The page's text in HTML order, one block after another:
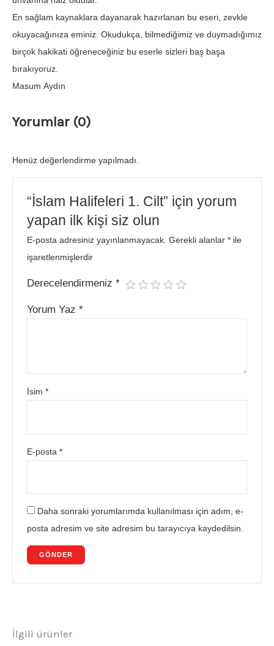
En sağlam kaynaklara dayanarak hazırlanan bu eseri, zevkle
okuyacağınıza eminiz. Okudukça, bilmediğimiz ve duymadığımız
birçok hakikati öğreneceğiniz bu eserle sizleri baş başa
bırakıyoruz.
Masum Aydın
Yorumlar (0)
Henüz değerlendirme yapılmadı.
“İslam Halifeleri 1. Cilt” için yorum
yapan ilk kişi siz olun
E-posta adresiniz yayınlanmayacak. Gerekli alanlar* ile
işaretlenmişlerdir
Derecelendirmeniz*
Yorum Yaz*
İsim*
E-posta*
Daha sonraki yorumlarımda kullanılması için adım, e-
posta adresim ve site adresim bu tarayıcıya kaydedilsin.
İlgili ürünler